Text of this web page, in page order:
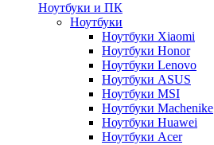
Ноутбуки и ПК
Ноутбуки
Ноутбуки Xiaomi
Ноутбуки Honor
Ноутбуки Lenovo
Ноутбуки ASUS
Ноутбуки MSI
Ноутбуки Machenike
Ноутбуки Huawei
Ноутбуки Acer